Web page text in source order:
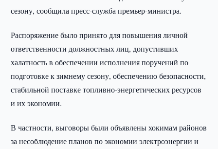
сезону, сообщила пресс-служба премьер-министра.
Распоряжение было принято для повышения личной
ответственности должностных лиц, допустивших
халатность в обеспечении исполнения поручений по
подготовке к зимнему сезону, обеспечению безопасности,
стабильной поставке топливно-энергетических ресурсов
и их экономии.
В частности, выговоры были объявлены хокимам районов
за несоблюдение планов по экономии электроэнергии и